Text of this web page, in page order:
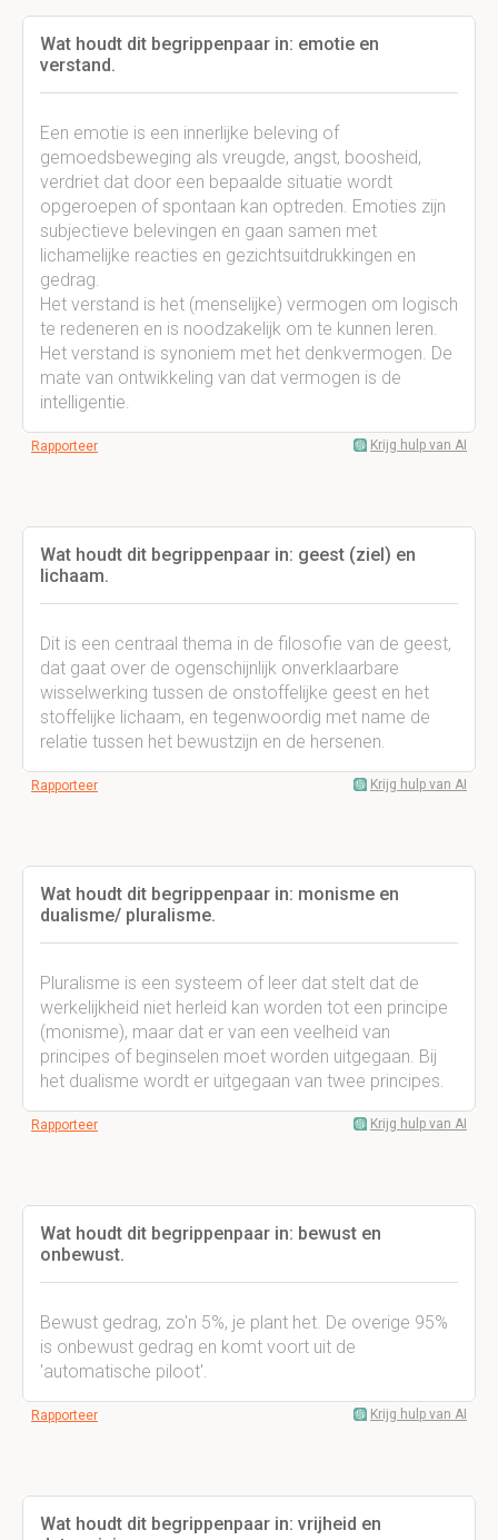
Wat houdt dit begrippenpaar in: emotie en
verstand.
Een emotie is een innerlijke beleving of
gemoedsbeweging als vreugde, angst, boosheid,
verdriet dat door een bepaalde situatie wordt
opgeroepen of spontaan kan optreden. Emoties zijn
subjectieve belevingen en gaan samen met
lichamelijke reacties en gezichtsuitdrukkingen en
gedrag.
Het verstand is het (menselijke) vermogen om logisch
te redeneren en is noodzakelijk om te kunnen leren.
Het verstand is synoniem met het denkvermogen. De
mate van ontwikkeling van dat vermogen is de
intelligentie.
Rapporteer Krijg hulp van AI
Wat houdt dit begrippenpaar in: geest (ziel) en
lichaam.
Dit is een centraal thema in de filosofie van de geest,
dat gaat over de ogenschijnlijk onverklaarbare
wisselwerking tussen de onstoffelijke geest en het
stoffelijke lichaam, en tegenwoordig met name de
relatie tussen het bewustzijn en de hersenen.
Rapporteer Krijg hulp van AI
Wat houdt dit begrippenpaar in: monisme en
dualisme/ pluralisme.
Pluralisme is een systeem of leer dat stelt dat de
werkelijkheid niet herleid kan worden tot een principe
(monisme), maar dat er van een veelheid van
principes of beginselen moet worden uitgegaan. Bij
het dualisme wordt er uitgegaan van twee principes.
Rapporteer Krijg hulp van AI
Wat houdt dit begrippenpaar in: bewust en
onbewust.
Bewust gedrag, zo'n 5%, je plant het. De overige 95%
is onbewust gedrag en komt voort uit de
'automatische piloot'.
Rapporteer Krijg hulp van AI
Wat houdt dit begrippenpaar in: vrijheid en